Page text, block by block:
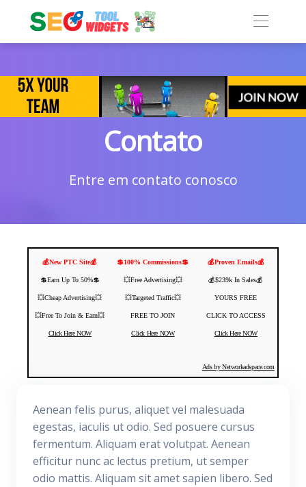
Contato
Entre em contato conosco
💰New PTC Site💰
💲Earn Up To 50%💲
💥Cheap Advertising💥
💥Free To Join & Earn💥
Click Here NOW
💲100% Commissions💲
💥Free Advertising💥
💥Targeted Traffic💥
FREE TO JOIN
Click Here NOW
💰Proven Emails💰
💰$239k In Sales💰
YOURS FREE
CLICK TO ACCESS
Click Here NOW
Ads by Networkadspace.com
Aenean felis purus, aliquet vel malesuada
egestas, iaculis ut odio. Sed posuere cursus
fermentum. Aliquam erat volutpat. Aenean
efficitur nunc ac lectus pretium, ut semper
odio mattis. Aliquam sit amet sapien libero. Sed